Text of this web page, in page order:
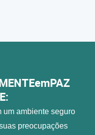
um ambiente seguro
preocupações